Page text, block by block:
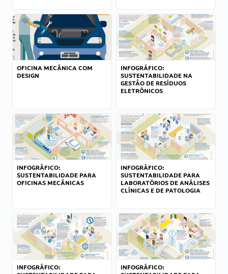
OFICINA MECÂNICA COM
DESIGN
INFOGRÁFICO:
SUSTENTABILIDADE NA
GESTÃO DE RESÍDUOS
ELETRÔNICOS
INFOGRÁFICO:
SUSTENTABILIDADE PARA
OFICINAS MECÂNICAS
INFOGRÁFICO:
SUSTENTABILIDADE PARA
LABORATÓRIOS DE ANÁLISES
CLÍNICAS E DE PATOLOGIA
INFOGRÁFICO:
INFOGRÁFICO: